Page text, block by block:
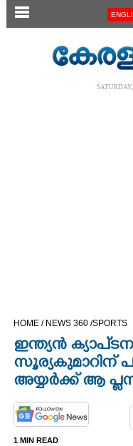
SECTIONS
OPINION
PHOTOS
HOME / NEWS 360 /SPORTS
ഇന്ത്യൻ
സൂര്യകുമാറിന്
അയ്യർക്ക് ആ പ്ളസ്
1 MIN READ